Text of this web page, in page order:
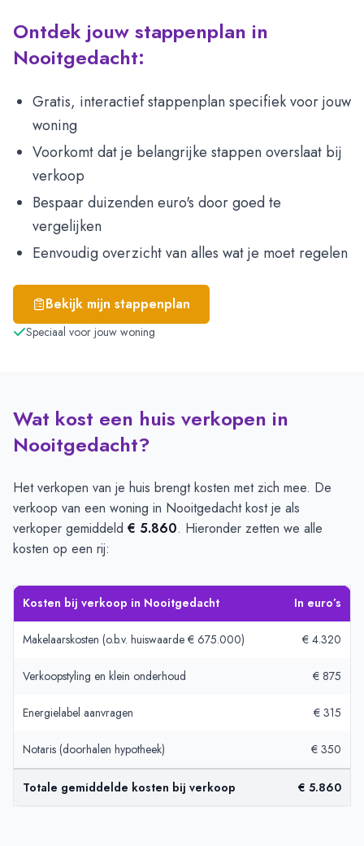
Ontdek jouw stappenplan in
Nooitgedacht:
Gratis, interactief stappenplan specifiek voor jouw
woning
Voorkomt dat je belangrijke stappen overslaat bij
verkoop
Bespaar duizenden euro's door goed te
vergelijken
Eenvoudig overzicht van alles wat je moet regelen
Bekijk mijn stappenplan
Speciaal voor jouw woning
Wat kost een huis verkopen in
Nooitgedacht?
Het verkopen van je huis brengt kosten met zich mee. De
verkoop van een woning in Nooitgedacht kost je als
verkoper gemiddeld € 5.860. Hieronder zetten we alle
kosten op een rij:
Kosten bij verkoop in Nooitgedacht In euro’s
Makelaarskosten (o.b.v. huiswaarde € 675.000) € 4.320
Verkoopstyling en klein onderhoud € 875
Energielabel aanvragen € 315
Notaris (doorhalen hypotheek) € 350
Totale gemiddelde kosten bij verkoop € 5.860